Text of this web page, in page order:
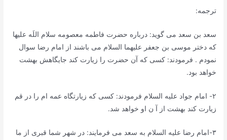
ترجمه:
سعد بن سعد می گوید: درباره حضرت فاطمه معصومه سلام اللَه علیها
که دختر موسی بن جعفر علیهما السلام می باشند از امام رضا سوال
نمودم . فرمودند: کسی که آن حضرت را زیارت کند جایگاهش بهشت
خواهد بود.
٢- امام جواد علیه السلام فرمودند: کسی که زیارتگاه عمه ام را در قم
زیارت کند بهشت از آ ن او خواهد شد.
٣-امام رضا علیه السلام به سعد می فرمایند: در شهر شما قبری از ما